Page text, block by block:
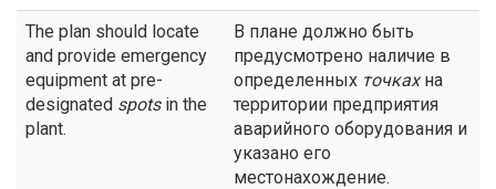
The plan should locate
and provide emergency
equipment at pre-
designated spotsin the
plant.
В плане должно быть
предусмотрено наличие в
определенных точкахна
территории предприятия
аварийного оборудования и
указано его
местонахождение.